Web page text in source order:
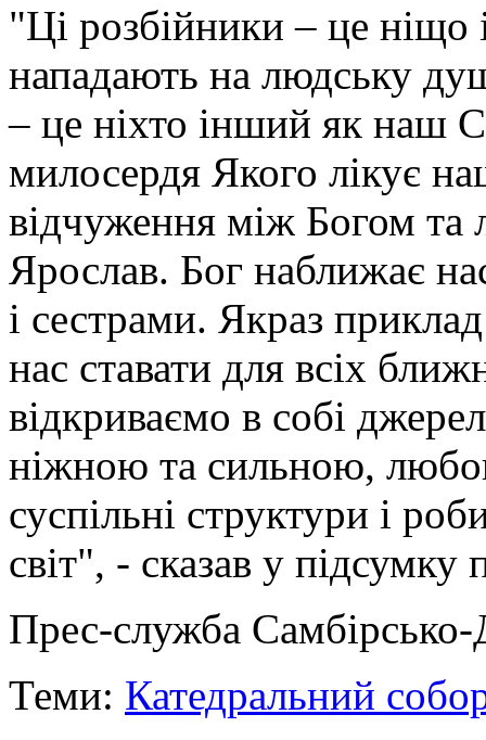
"Ці розбійники – це ніщо
нападають на людську
– це ніхто інший як наш
милосердя Якого лікує
відчуження між Богом
Ярослав. Бог наближає
і сестрами. Якраз
нас ставати для всіх
відкриваємо в собі
ніжною та сильною,
суспільні структури і
світ", - сказав у підсумку
Прес-служба Самбірсько-
Теми: Катедральний